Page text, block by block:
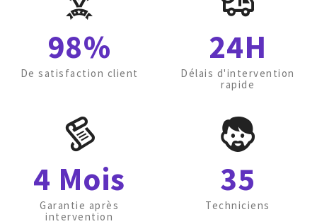
98%
De satisfaction client
24H
Délais d'intervention
rapide
4 Mois
Garantie après
intervention
35
Techniciens